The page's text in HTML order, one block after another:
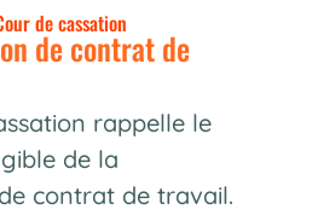
de cassation
de contrat de
rappelle le
de la
contrat de travail.